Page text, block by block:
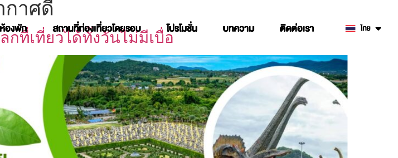
องพัก สถานที่ท่องเที่ยวโดยรอบ โปรโมชั่น บทความ ติดต่อเรา ไทย
English
กาศดี
ที่เที่ยวได้ทั้งวันไม่มีเบื่อ